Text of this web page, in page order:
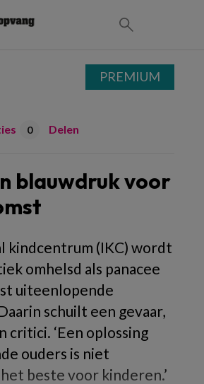
0 Delen
blauwdruk voor
kindcentrum (IKC) wordt
omhelsd als panacee
uiteenlopende
schuilt een gevaar,
critici. ‘Een oplossing
ouders is niet
beste voor kinderen.’
PREMIUM